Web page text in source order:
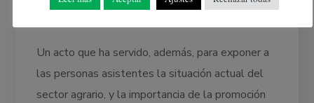
Un acto que ha servido, además, para exponer a
las personas asistentes la situación actual del
sector agrario, y la importancia de la promoción